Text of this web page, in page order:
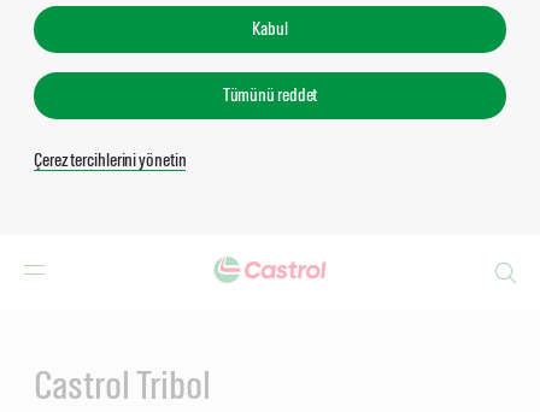
Kabul
Tümünü reddet
Çerez tercihlerini yönetin
Castrol Tribol